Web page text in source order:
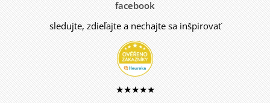
facebook
sledujte, zdieľajte a nechajte sa inšpirovať
★★★★★